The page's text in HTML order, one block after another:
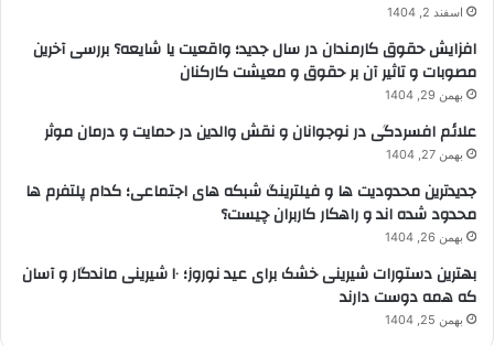
اسفند 2, 1404
افزایش حقوق کارمندان در سال جدید؛ واقعیت یا شایعه؟ بررسی آخرین
مصوبات و تاثیر آن بر حقوق و معیشت کارکنان
بهمن 29, 1404
علائم افسردگی در نوجوانان و نقش والدین در حمایت و درمان موثر
بهمن 27, 1404
جدیدترین محدودیت ها و فیلترینگ شبکه های اجتماعی؛ کدام پلتفرم ها
محدود شده اند و راهکار کاربران چیست؟
بهمن 26, 1404
بهترین دستورات شیرینی خشک برای عید نوروز؛ ۱۰ شیرینی ماندگار و آسان
که همه دوست دارند
بهمن 25, 1404